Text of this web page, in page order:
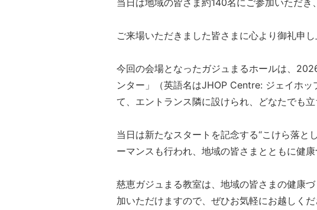
当日は地域の皆さま約140名にご参加いただ
ご来場いただきました皆さまに心より御礼申し
今回の会場となったガジュまるホールは、
ンター」（英語名はJHOP Centre: ジェイホ
て、エントランス隣に設けられ、どなたでも
当日は新たなスタートを記念する“こけら落と
ーマンスも行われ、地域の皆さまとともに健
慈恵ガジュまる教室は、地域の皆さまの健康
加いただけますので、ぜひお気軽にお越しくだ